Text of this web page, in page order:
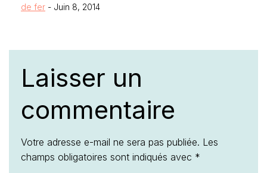
de fer - Juin 8, 2014
Laisser un
commentaire
Votre adresse e-mail ne sera pas publiée. Les
champs obligatoires sont indiqués avec *